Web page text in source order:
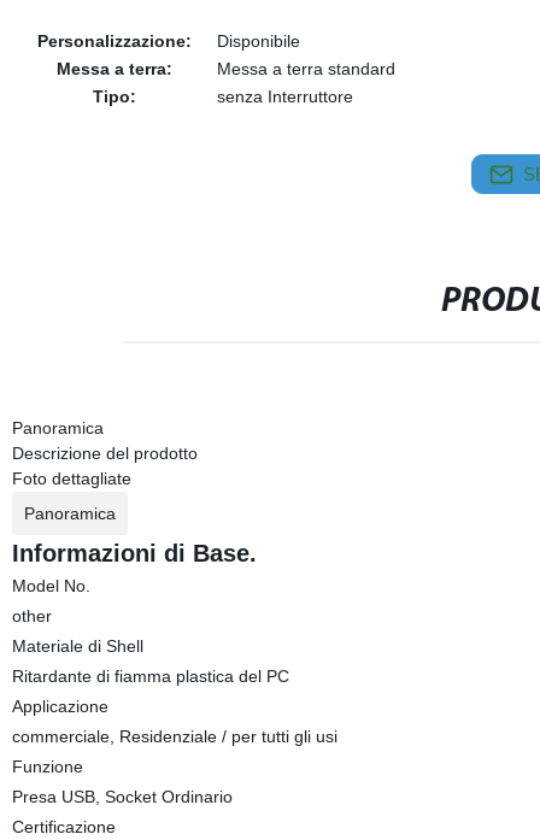
Personalizzazione:
Disponibile
Messa a terra:
Messa a terra standard
Tipo:
senza Interruttore
Panoramica
Descrizione del prodotto
Foto dettagliate
Panoramica
Informazioni di Base.
Model No.
other
Materiale di Shell
Ritardante di fiamma plastica del PC
Applicazione
commerciale, Residenziale / per tutti gli usi
Funzione
Presa USB, Socket Ordinario
Certificazione